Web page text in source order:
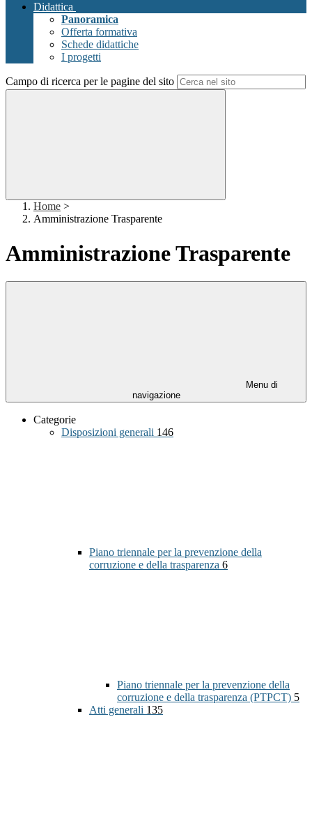
Didattica
Panoramica
Offerta formativa
Schede didattiche
I progetti
Campo di ricerca per le pagine del sito
Home >
Amministrazione Trasparente
Amministrazione Trasparente
Menu di
navigazione
Categorie
Disposizioni generali 146
Piano triennale per la prevenzione della
corruzione e della trasparenza 6
Piano triennale per la prevenzione della
corruzione e della trasparenza (PTPCT) 5
Atti generali 135